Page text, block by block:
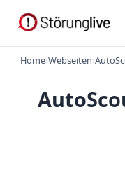
Home›Webseiten›